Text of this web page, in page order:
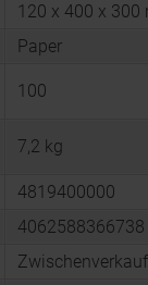
120 x 400 x 300
Paper
100
7,2 kg
4819400000
4062588366738